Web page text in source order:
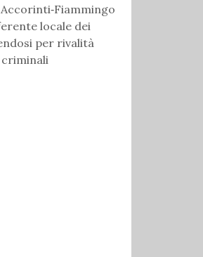
locale dei
per rivalità
criminali